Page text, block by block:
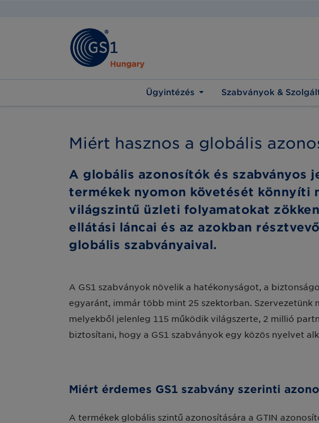
Ügyintézés Szabványok &
Miért hasznos a globális
A globális azonosítók és szabványos
termékek nyomon követését könnyíti
világszintű üzleti folyamatokat
ellátási láncai és az azokban
globális szabványaival.
A GS1 szabványok növelik a hatékonyságot, a
egyaránt, immár több mint 25 szektorban.
melyekből jelenleg 115 működik világszerte, 2 millió
biztosítani, hogy a GS1 szabványok egy közös nyelvet
Miért érdemes GS1 szabvány szerinti
A termékek globális szintű azonosítására a GTIN